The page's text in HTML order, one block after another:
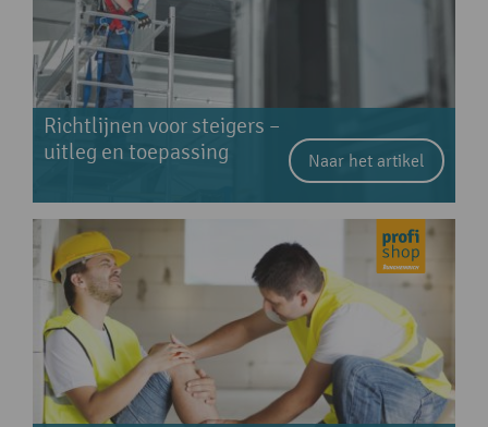
Richtlijnen voor steigers –
uitleg en toepassing
Naar het artikel